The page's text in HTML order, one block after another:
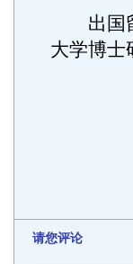
出国留
大学博士
请您